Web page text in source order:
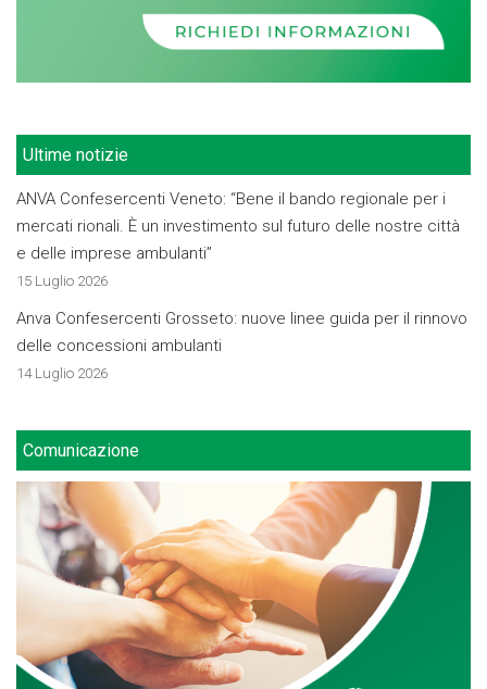
Ultime notizie
ANVA Confesercenti Veneto: “Bene il bando regionale per i
mercati rionali. È un investimento sul futuro delle nostre città
e delle imprese ambulanti”
15 Luglio 2026
Anva Confesercenti Grosseto: nuove linee guida per il rinnovo
delle concessioni ambulanti
14 Luglio 2026
Comunicazione